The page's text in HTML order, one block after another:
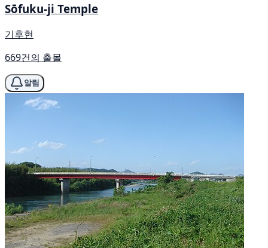
Sōfuku-ji Temple
기후현
669건의 출몰
알림